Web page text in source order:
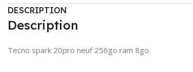
DESCRIPTION
Description
Tecno spark 20pro neuf 256go ram 8go.